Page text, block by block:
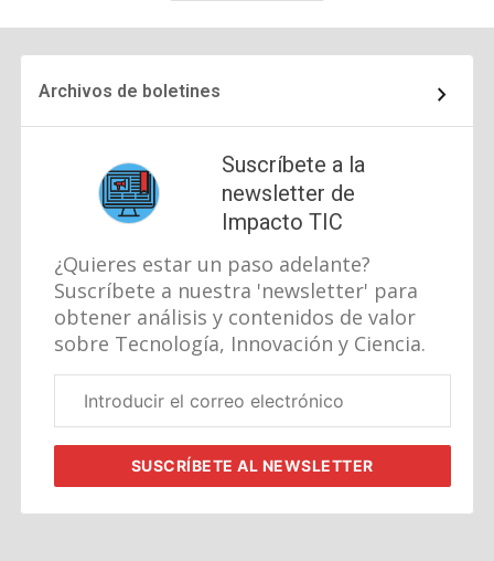
Archivos de boletines
Suscríbete a la
newsletter de
Impacto TIC
¿Quieres estar un paso adelante?
Suscríbete a nuestra 'newsletter' para
obtener análisis y contenidos de valor
sobre Tecnología, Innovación y Ciencia.
electrónico
SUSCRÍBETEAL NEWSLETTER